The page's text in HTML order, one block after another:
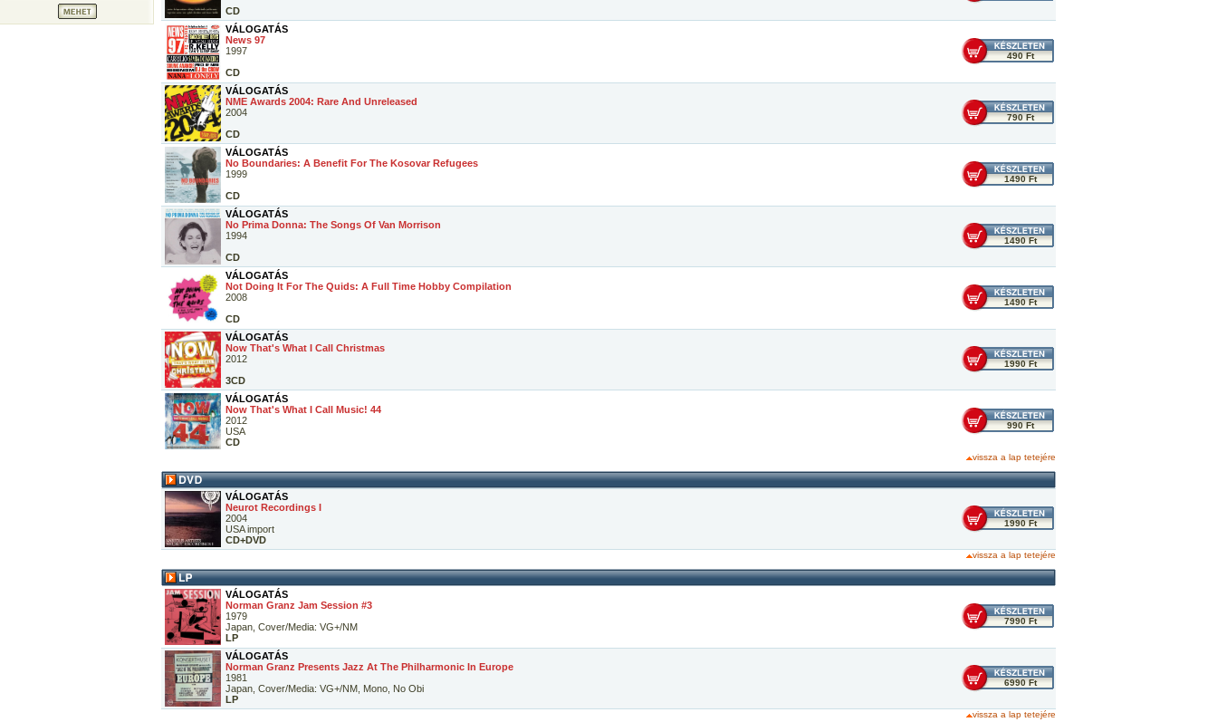
CD
VÁLOGATÁS
News 97
1997
CD
490 Ft
VÁLOGATÁS
NME Awards 2004: Rare And Unreleased
2004
CD
790 Ft
VÁLOGATÁS
No Boundaries: A Benefit For The Kosovar Refugees
1999
CD
1490 Ft
VÁLOGATÁS
No Prima Donna: The Songs Of Van Morrison
1994
CD
1490 Ft
VÁLOGATÁS
Not Doing It For The Quids: A Full Time Hobby Compilation
2008
CD
1490 Ft
VÁLOGATÁS
Now That's What I Call Christmas
2012
3CD
1990 Ft
VÁLOGATÁS
Now That's What I Call Music! 44
2012
USA
CD
990 Ft
vissza a lap tetejére
VÁLOGATÁS
Neurot Recordings I
2004
USA import
CD+DVD
1990 Ft
vissza a lap tetejére
VÁLOGATÁS
Norman Granz Jam Session #3
1979
Japan, Cover/Media: VG+/NM
LP
7990 Ft
VÁLOGATÁS
Norman Granz Presents Jazz At The Philharmonic In Europe
1981
Japan, Cover/Media: VG+/NM, Mono, No Obi
LP
6990 Ft
vissza a lap tetejére